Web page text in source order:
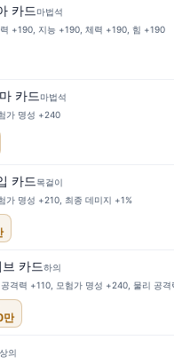
카드 마법석
+190, 지능 +190, 체력 +190, 힘 +190
카드 마법석
가 명성 +240
카드목걸이
가 명성 +210, 최종 데미지 +1%
카드하의
격력 +110, 모험가 명성 +240, 물리 공
만
상의